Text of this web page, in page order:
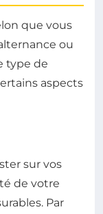
que vous
ou
type de
aspects
sur vos
de votre
Par